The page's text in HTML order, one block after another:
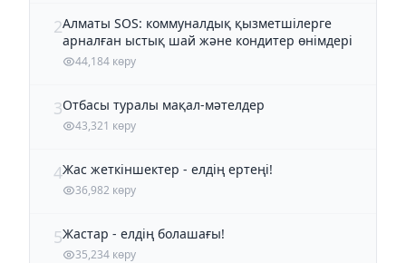
2Алматы SOS: коммуналдық қызметшілерге
арналған ыстық шай және кондитер өнімдері
44,184 көру
3Отбасы туралы мақал-мәтелдер
43,321 көру
4Жас жеткіншектер - елдің ертеңі!
36,982 көру
5Жастар - елдің болашағы!
35,234 көру